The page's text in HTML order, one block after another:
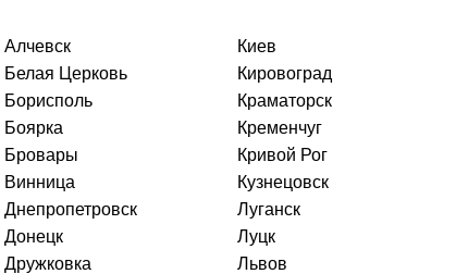
Алчевск
Белая Церковь
Борисполь
Боярка
Бровары
Винница
Днепропетровск
Донецк
Дружковка
Киев
Кировоград
Краматорск
Кременчуг
Кривой Рог
Кузнецовск
Луганск
Луцк
Львов